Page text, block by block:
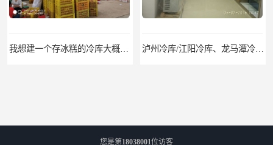
您是第18038001位访客